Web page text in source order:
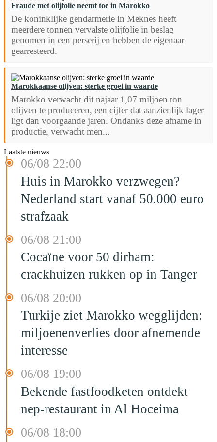
Fraude met olijfolie neemt toe in Marokko
De koninklijke gendarmerie in Meknes heeft
meerdere tonnen vervalste olijfolie in beslag
genomen in een perserij en hebben de eigenaar
gearresteerd.
Marokkaanse olijven: sterke groei in waarde
Marokko verwacht dit najaar 1,07 miljoen ton
olijven te produceren, een cijfer dat aanzienlijk lager
ligt dan voorgaande jaren. Ondanks deze afname in
productie, verwacht men...
Laatste nieuws
06/08 22:00
Huis in Marokko verzwegen?
Nederland start vanaf 50.000 euro
strafzaak
06/08 21:00
Cocaïne voor 50 dirham:
crackhuizen rukken op in Tanger
06/08 20:00
Turkije ziet Marokko wegglijden:
miljoenenverlies door afnemende
interesse
06/08 19:00
Bekende fastfoodketen ontdekt
nep-restaurant in Al Hoceima
06/08 18:00